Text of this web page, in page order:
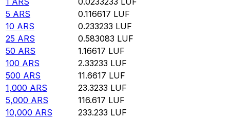
5 ARS 0.116617 LUF
10 ARS 0.233233 LUF
25 ARS 0.583083 LUF
50 ARS 1.16617 LUF
100 ARS 2.33233 LUF
500 ARS 11.6617 LUF
1,000 ARS 23.3233 LUF
5,000 ARS 116.617 LUF
10,000 ARS 233.233 LUF